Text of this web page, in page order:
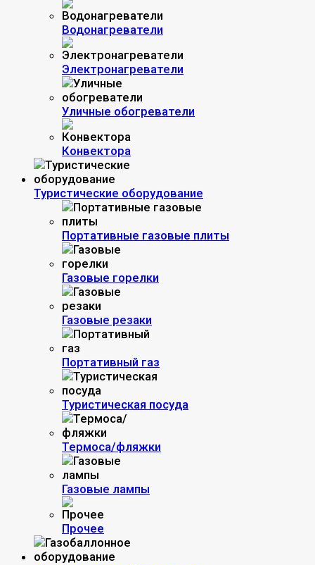
Водонагреватели
Электронагреватели
Уличные обогреватели
Конвектора
Туристические оборудование
Портативные газовые плиты
Газовые горелки
Газовые резаки
Портативный газ
Туристическая посуда
Термоса/фляжки
Газовые лампы
Прочее